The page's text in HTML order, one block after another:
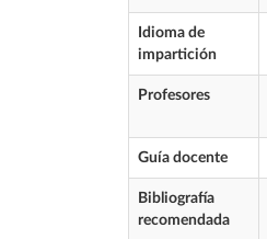
Idioma de
impartición
Profesores
Guía docente
Bibliografía
recomendada